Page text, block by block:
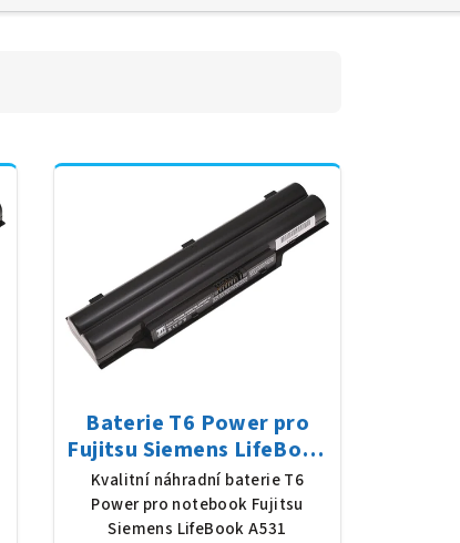
Baterie T6 Power pro
Fujitsu Siemens LifeBook
A531, Li-Ion, 10,8 V, 5200
mAh (56 Wh), černá
Kvalitní náhradní baterie T6
Power pro notebook Fujitsu
Siemens LifeBook A531